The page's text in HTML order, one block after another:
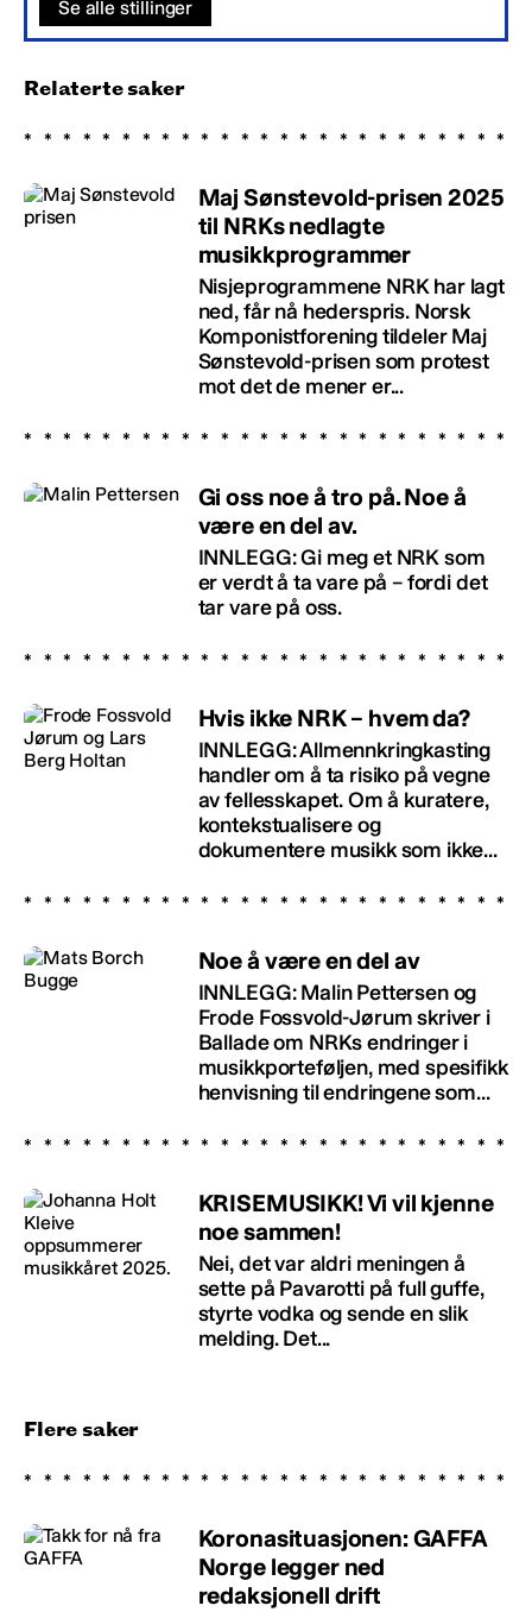
Se alle stillinger
Relaterte saker
Maj Sønstevold-prisen 2025
til NRKs nedlagte
musikkprogrammer
Nisjeprogrammene NRK har lagt
ned, får nå hederspris. Norsk
Komponistforening tildeler Maj
Sønstevold-prisen som protest
mot det de mener er...
Gi oss noe å tro på. Noe å
være en del av.
INNLEGG: Gi meg et NRK som
er verdt å ta vare på – fordi det
tar vare på oss.
Hvis ikke NRK – hvem da?
INNLEGG: Allmennkringkasting
handler om å ta risiko på vegne
av fellesskapet. Om å kuratere,
kontekstualisere og
dokumentere musikk som ikke...
Noe å være en del av
INNLEGG: Malin Pettersen og
Frode Fossvold-Jørum skriver i
Ballade om NRKs endringer i
musikkporteføljen, med spesifikk
henvisning til endringene som...
KRISEMUSIKK! Vi vil kjenne
noe sammen!
Nei, det var aldri meningen å
sette på Pavarotti på full guffe,
styrte vodka og sende en slik
melding. Det...
Flere saker
Koronasituasjonen: GAFFA
Norge legger ned
redaksjonell drift